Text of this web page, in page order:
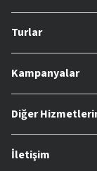
Turlar
Kampanyalar
Diğer
İletişim